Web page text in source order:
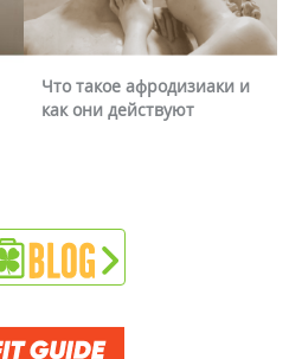
Что такое афродизиаки и
как они действуют